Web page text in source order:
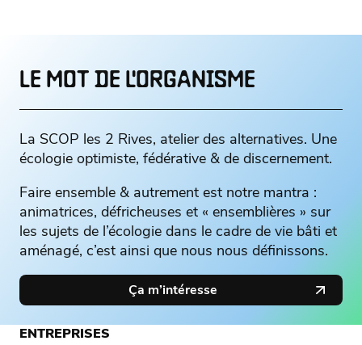
LE MOT DE L'ORGANISME
La SCOP les 2 Rives, atelier des alternatives. Une
écologie optimiste, fédérative & de discernement.
Faire ensemble & autrement est notre mantra :
animatrices, défricheuses et « ensemblières » sur
les sujets de l’écologie dans le cadre de vie bâti et
aménagé, c’est ainsi que nous nous définissons.
Ça m’intéresse
ENTREPRISES